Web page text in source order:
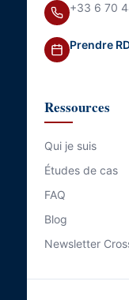
+33 6 70
Prendre
Ressources
Qui je suis
Études de cas
FAQ
Blog
Newsletter